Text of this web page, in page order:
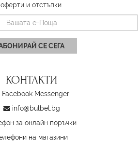
оферти и отстъпки.
СЕ СЕГА
КОНТАКТИ
Facebook Messenger
info@bulbel.bg
за онлайн поръчки
на магазини